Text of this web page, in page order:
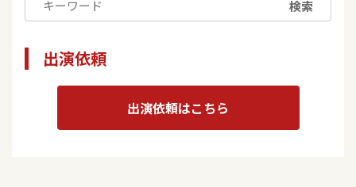
検索
出演依頼
出演依頼はこちら